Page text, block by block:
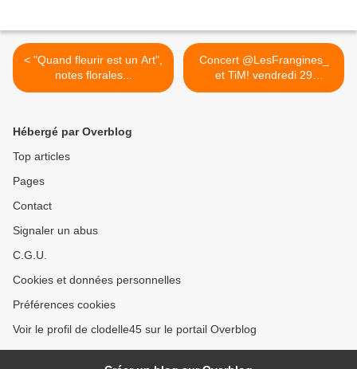
< "Quand fleurir est un Art",
notes florales...
Concert @LesFrangines_
et TiM! vendredi 29
octobre... >
Hébergé par Overblog
Top articles
Pages
Contact
Signaler un abus
C.G.U.
Cookies et données personnelles
Préférences cookies
Voir le profil de clodelle45 sur le portail Overblog